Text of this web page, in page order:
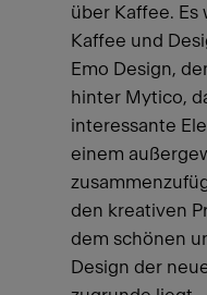
über Kaffee. Es
Kaffee und
Emo Design,
hinter Mytico,
interessante
einem
den kreativen
dem schönen
Design der